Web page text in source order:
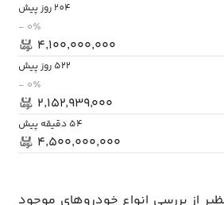
204 روز پیش
- ۰٪
۴٬۱۰۰٬۰۰۰٬۰۰۰
522 روز پیش
- ۰٪
۲٬۱۵۲٬۹۳۹٬۰۰۰
54 دقیقه پیش
۴٬۵۰۰٬۰۰۰٬۰۰۰
از بررسی انواع خودروهای موجود